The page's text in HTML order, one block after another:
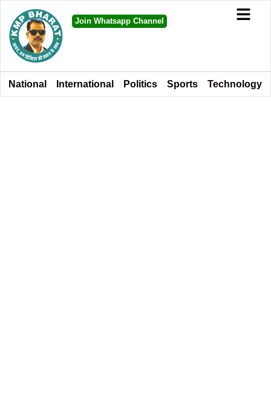
Join Whatsapp Channel
National International Politics Sports Technology